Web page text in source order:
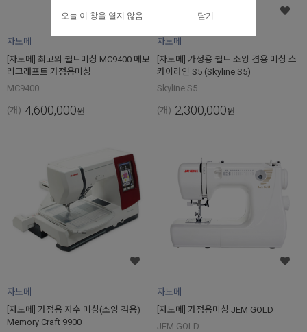
자노메
[자노메] 최고의 퀼트미싱 MC9400 메모
리크래프트 가정용미싱
MC9400
(개) 4,600,000원
자노메
[자노메] 가정용 퀼트 소잉 겸용 미싱 스
카이라인 S5 (Skyline S5)
Skyline S5
(개) 2,300,000원
자노메
[자노메] 가정용 자수 미싱(소잉 겸용)
Memory Craft 9900
자노메
[자노메] 가정용미싱 JEM GOLD
JEM GOLD
오늘 이 창을 열지 않음 닫기